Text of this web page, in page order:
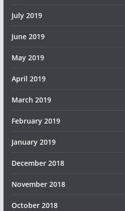
July 2019
June 2019
May 2019
April 2019
March 2019
February 2019
January 2019
December 2018
November 2018
October 2018